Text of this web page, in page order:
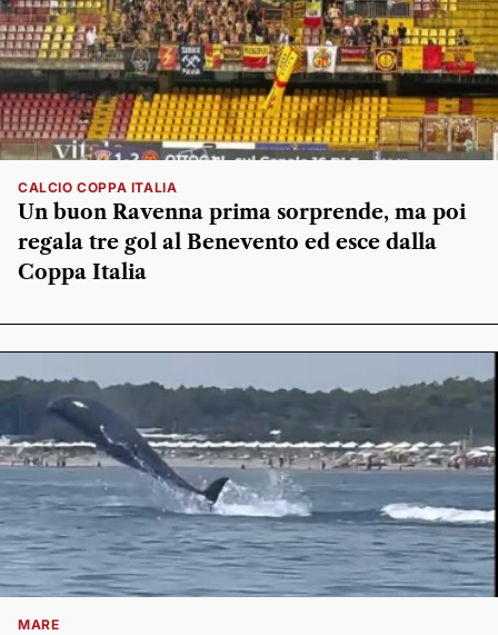
CALCIO COPPA ITALIA
Un buon Ravenna prima sorprende, ma poi
regala tre gol al Benevento ed esce dalla
Coppa Italia
MARE